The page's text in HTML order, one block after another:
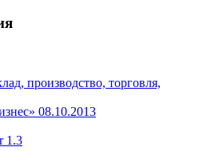
производство, торговля,
08.10.2013
1.3